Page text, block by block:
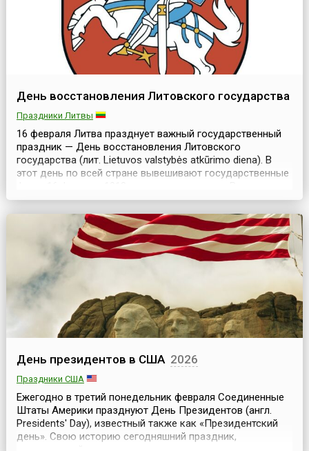
День восстановления Литовского государства
Праздники Литвы
16 февраля Литва празднует важный государственный
праздник — День восстановления Литовского
государства (лит. Lietuvos valstybės atkūrimo diena). В
этот день по всей стране вывешивают государственные
наделенный полномочиями народа Совет Литвы
провозгласил восстановление независимого
демократического Литовского государства, подписав
Акт о незав...
День президентов в США 2026
Праздники США
Ежегодно в третий понедельник февраля Соединенные
Штаты Америки празднуют День Президентов (англ.
Presidents' Day), известный также как «Президентский
день». Свою историю сегодняшний праздник,